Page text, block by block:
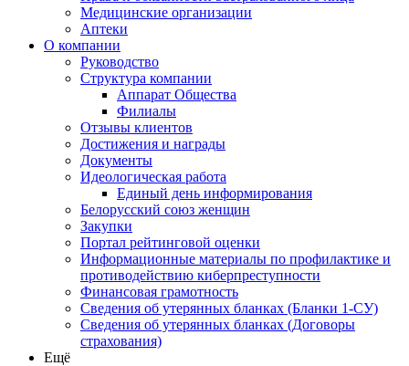
Медицинские организации
Аптеки
О компании
Руководство
Структура компании
Аппарат Общества
Филиалы
Отзывы клиентов
Достижения и награды
Документы
Идеологическая работа
Единый день информирования
Белорусский союз женщин
Закупки
Портал рейтинговой оценки
Информационные материалы по профилактике и
противодействию киберпреступности
Финансовая грамотность
Сведения об утерянных бланках (Бланки 1-СУ)
Сведения об утерянных бланках (Договоры
страхования)
Ещё